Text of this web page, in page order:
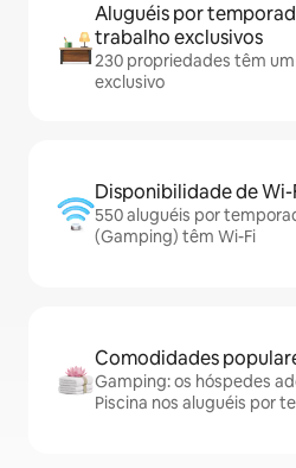
Aluguéis por
trabalho exclusivos
230 propriedades têm
exclusivo
Disponibilidade de Wi-
550 aluguéis por
(Gamping) têm Wi-Fi
Comodidades
Gamping: os hóspedes
Piscina nos aluguéis por